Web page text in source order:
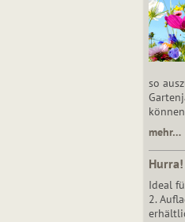
so
mehr…
Ideal
2.